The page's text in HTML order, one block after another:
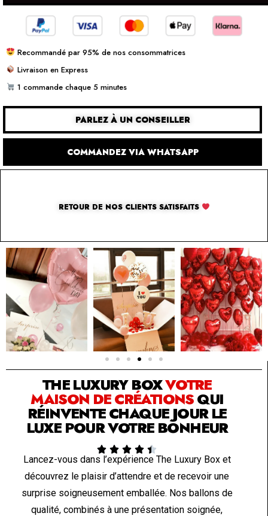
Recommandé par 95% de nos consommatrices
Livraison en Express
1 commande chaque 5 minutes
PARLEZ À UN CONSEILLER
COMMANDEZ VIA WHATSAPP
RETOUR DE NOS CLIENTS SATISFAITS
SOLUTION PAR THE LUXURY BOX & CO
THE LUXURY BOXVOTRE
MAISON DE CRÉATIONSQUI
RÉINVENTE CHAQUE JOUR LE
LUXE POUR VOTRE BONHEUR
    
Lancez-vous dans l’expérience The Luxury Box et
découvrez le plaisir d’attendre et de recevoir une
surprise soigneusement emballée. Nos ballons de
qualité, combinés à une présentation soignée,